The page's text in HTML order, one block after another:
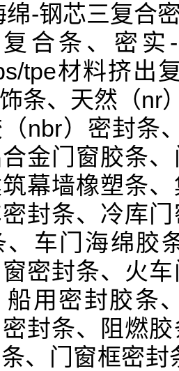
绵-钢芯三复合
合条、密
tpe材料挤出
条、天然（nr
nbr）密封条
金门窗胶条
幕墙橡塑条
封条、冷库
、车门海绵胶
密封条、火
船用密封胶条
封条、阻燃
、门窗框密